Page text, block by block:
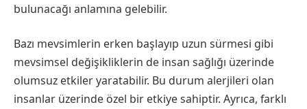
bulunacağı anlamına gelebilir.
Bazı mevsimlerin erken başlayıp uzun sürmesi gibi
mevsimsel değişikliklerin de insan sağlığı üzerinde
olumsuz etkiler yaratabilir. Bu durum alerjileri olan
insanlar üzerinde özel bir etkiye sahiptir. Ayrıca, farklı